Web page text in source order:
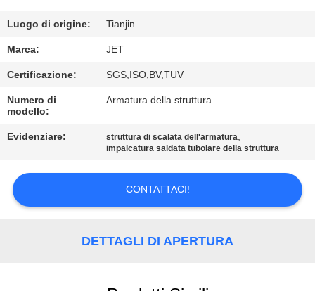
QUALITÀ
CONTATTACI
RICHIEDA
UNA
CITAZIONE
MAPPA
Luogo di origine: Tianjin
Marca: JET
Certificazione: SGS,ISO,BV,TUV
Numero di
modello:
Armatura della struttura
Evidenziare: struttura di scalata dell'armatura,
impalcatura saldata tubolare della struttura
CONTATTACI!
DETTAGLI DI APERTURA